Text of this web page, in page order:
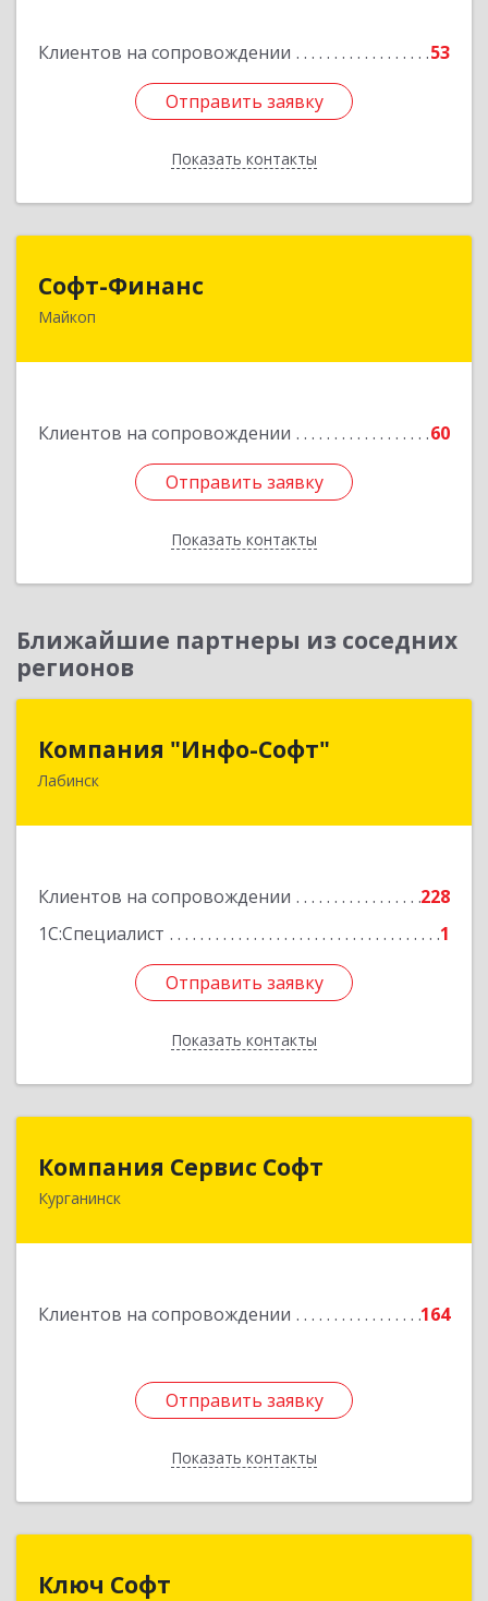
Клиентов на сопровождении 53
Отправить заявку
Показать контакты
Отправить заявку
Назад
Софт-Финанс
Майкоп
Клиентов на сопровождении 60
Отправить заявку
Показать контакты
385006, Адыгея Респ, Майкоп г, Калинина ул,
Отправить заявку
Назад
Ближайшие партнеры из соседних
регионов
Компания "Инфо-Софт"
Лабинск
Клиентов на сопровождении
228
1С:Специалист
1
Отправить заявку
Показать контакты
Компания "Инфо-Софт"
352500, Краснодарский край, Лабинский р-н,
Отправить заявку
Назад
Компания Сервис Софт
Курганинск
Клиентов на сопровождении 164
Отправить заявку
Показать контакты
Компания Сервис Софт
352430, Краснодарский край, Курганинск г,
Отправить заявку
Назад
Ключ Софт